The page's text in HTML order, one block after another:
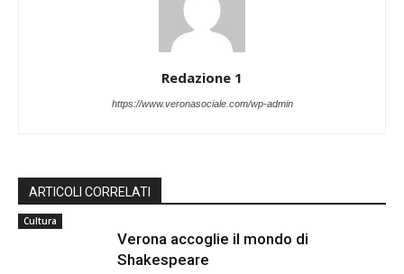
Redazione 1
https://www.veronasociale.com/wp-admin
ARTICOLI CORRELATI
Cultura
Verona accoglie il mondo di
Shakespeare